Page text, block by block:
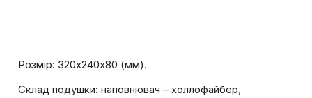
Розмір: 320х240х80 (мм).
Склад подушки: наповнювач – холлофайбер,